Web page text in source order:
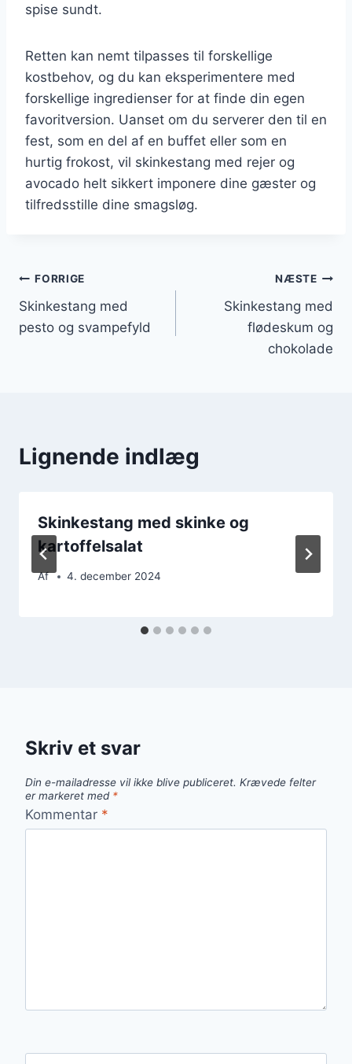
spise sundt.
Retten kan nemt tilpasses til forskellige
kostbehov, og du kan eksperimentere med
forskellige ingredienser for at finde din egen
favoritversion. Uanset om du serverer den til en
fest, som en del af en buffet eller som en
hurtig frokost, vil skinkestang med rejer og
avocado helt sikkert imponere dine gæster og
tilfredsstille dine smagsløg.
Indlægsnavigation
FORRIGE
Skinkestang med
pesto og svampefyld
NÆSTE
Skinkestang med
flødeskum og
chokolade
Lignende indlæg
Skinkestang med skinke og
kartoffelsalat
Af 4. december 2024
Skriv et svar
Din e-mailadresse vil ikke blive publiceret. Krævede felter
er markeret med *
Kommentar *